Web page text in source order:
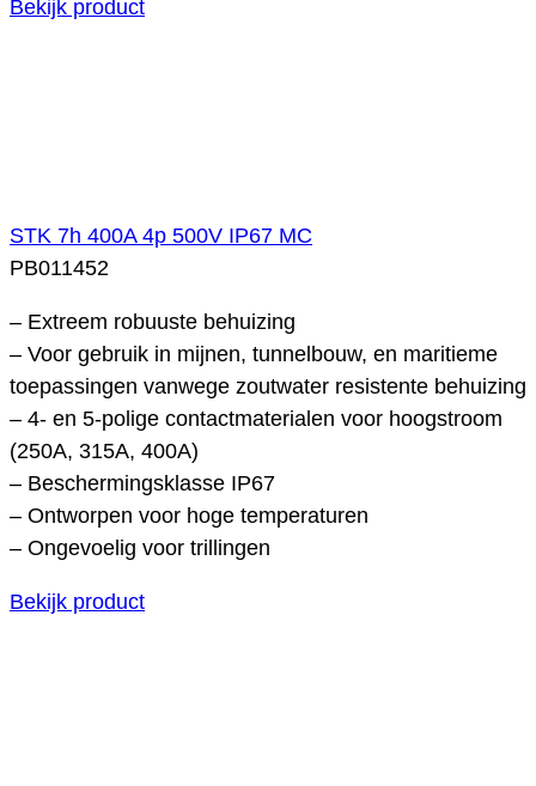
Bekijk product
STK 7h 400A 4p 500V IP67 MC
PB011452
– Extreem robuuste behuizing
– Voor gebruik in mijnen, tunnelbouw, en maritieme
toepassingen vanwege zoutwater resistente behuizing
– 4- en 5-polige contactmaterialen voor hoogstroom
(250A, 315A, 400A)
– Beschermingsklasse IP67
– Ontworpen voor hoge temperaturen
– Ongevoelig voor trillingen
Bekijk product